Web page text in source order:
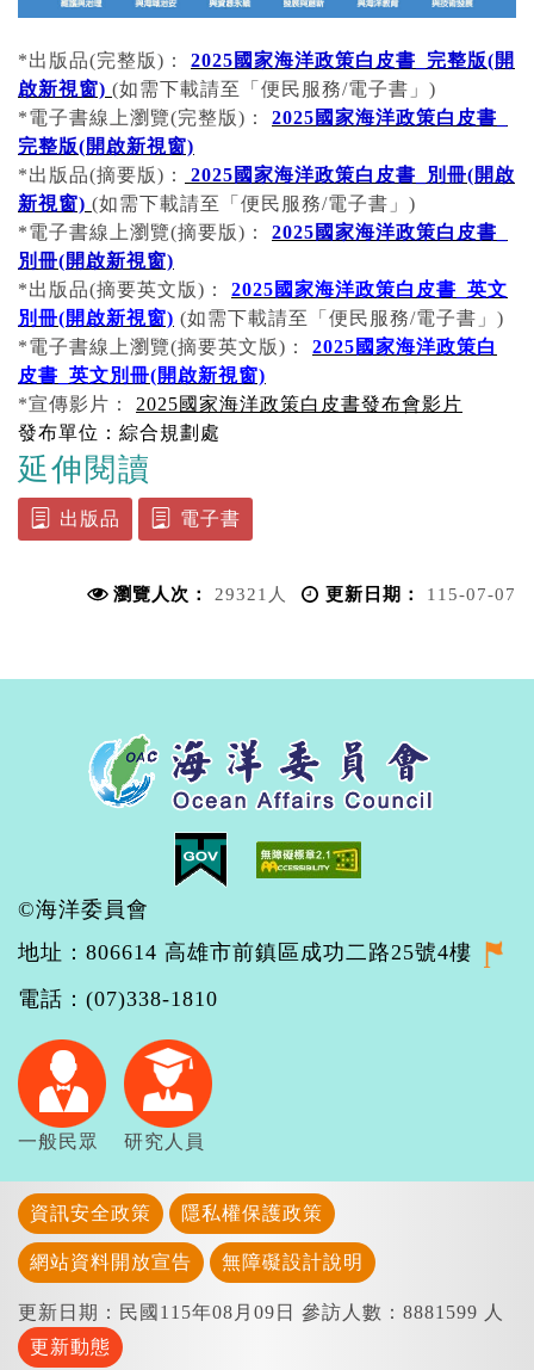
*出版品(完整版)：
2025國家海洋政策白皮書_完整版(開
啟新視窗) (如需下載請至「便民服務/電子書」)
*電子書線上瀏覽(完整版)：
2025國家海洋政策白皮書_
完整版(開啟新視窗)
*出版品(摘要版)：
2025國家海洋政策白皮書_別冊(開啟
新視窗) (如需下載請至「便民服務/電子書」)
*電子書線上瀏覽(摘要版)：
2025國家海洋政策白皮書_
別冊(開啟新視窗)
*出版品(摘要英文版)：
2025國家海洋政策白皮書_英文
別冊(開啟新視窗) (如需下載請至「便民服務/電子書」)
*電子書線上瀏覽(摘要英文版)：
2025國家海洋政策白
皮書_英文別冊(開啟新視窗)
*宣傳影片：
2025國家海洋政策白皮書發布會影片
發布單位： 綜合規劃處
延伸閱讀
出版品 電子書
瀏覽人次： 29321人 更新日期： 115-07-07
©海洋委員會
地址：806614 高雄市前鎮區成功二路25號4樓
電話：(07)338-1810
一般民眾 研究人員
資訊安全政策 隱私權保護政策
網站資料開放宣告 無障礙設計說明
更新日期：民國115年08月09日 參訪人數：8881599 人
更新動態